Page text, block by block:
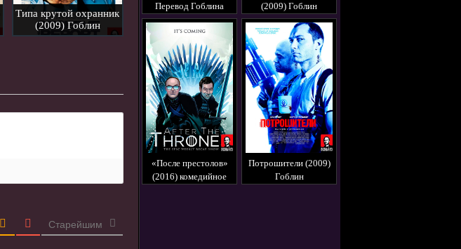
Перевод Гоблина
(2009) Гоблин
«После престолов»
(2016) комедийное
Потрошители (2009)
Гоблин
Типа крутой охранник
(2009) Гоблин
Старейшим